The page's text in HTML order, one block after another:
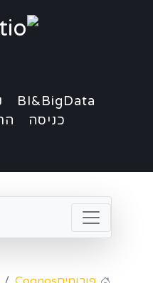
BI&BigData
כניסה